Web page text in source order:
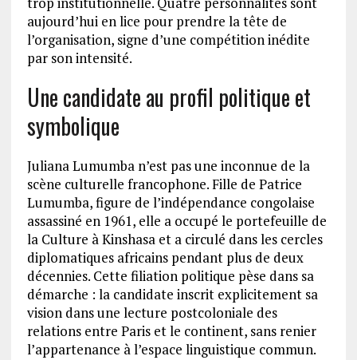
aujourd’hui en lice pour prendre la tête de
l’organisation, signe d’une compétition inédite
par son intensité.
Une candidate au profil politique et
symbolique
Juliana Lumumba n’est pas une inconnue de la
scène culturelle francophone. Fille de Patrice
Lumumba, figure de l’indépendance congolaise
assassiné en 1961, elle a occupé le portefeuille de
la Culture à Kinshasa et a circulé dans les cercles
diplomatiques africains pendant plus de deux
décennies. Cette filiation politique pèse dans sa
démarche : la candidate inscrit explicitement sa
vision dans une lecture postcoloniale des
relations entre Paris et le continent, sans renier
l’appartenance à l’espace linguistique commun.